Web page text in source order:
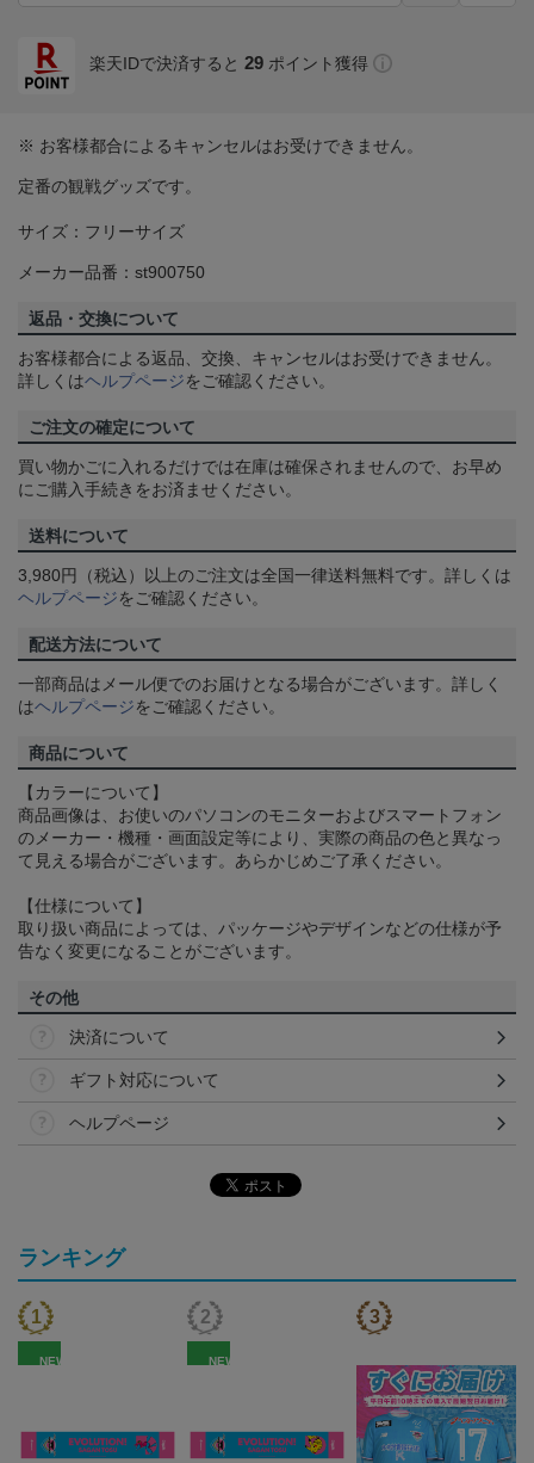
楽天IDで決済すると 29 ポイント獲得
※ お客様都合によるキャンセルはお受けできません。
定番の観戦グッズです。
サイズ：フリーサイズ
メーカー品番：st900750
返品・交換について
お客様都合による返品、交換、キャンセルはお受けできません。
詳しくはヘルプページをご確認ください。
ご注文の確定について
買い物かごに入れるだけでは在庫は確保されませんので、お早め
にご購入手続きをお済ませください。
送料について
3,980円（税込）以上のご注文は全国一律送料無料です。詳しくは
ヘルプページをご確認ください。
配送方法について
一部商品はメール便でのお届けとなる場合がございます。詳しく
はヘルプページをご確認ください。
商品について
【カラーについて】
商品画像は、お使いのパソコンのモニターおよびスマートフォン
のメーカー・機種・画面設定等により、実際の商品の色と異なっ
て見える場合がございます。あらかじめご了承ください。
【仕様について】
取り扱い商品によっては、パッケージやデザインなどの仕様が予
告なく変更になることがございます。
その他
決済について
ギフト対応について
ヘルプページ
ランキング
NEW NEW